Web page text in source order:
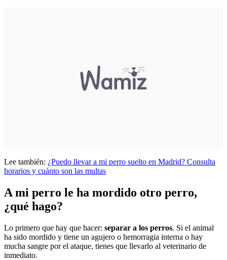
Lee también: ¿Puedo llevar a mi perro suelto en Madrid? Consulta
horarios y cuánto son las multas
A mi perro le ha mordido otro perro,
¿qué hago?
Lo primero que hay que hacer: separar a los perros. Si el animal
ha sido mordido y tiene un agujero o hemorragia interna o hay
mucha sangre por el ataque, tienes que llevarlo al veterinario de
inmediato.